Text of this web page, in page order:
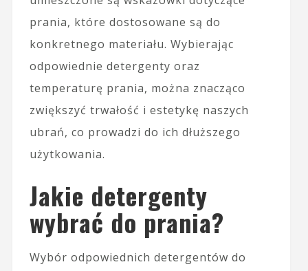
prania, które dostosowane są do
konkretnego materiału. Wybierając
odpowiednie detergenty oraz
temperaturę prania, można znacząco
zwiększyć trwałość i estetykę naszych
ubrań, co prowadzi do ich dłuższego
użytkowania.
Jakie detergenty
wybrać do prania?
Wybór odpowiednich detergentów do